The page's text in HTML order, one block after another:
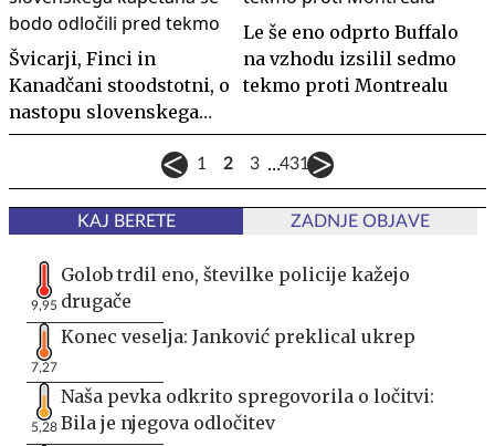
Švicarji, Finci in
Kanadčani stoodstotni, o
nastopu slovenskega
kapetana se bodo odločili
Le še eno odprto Buffalo
na vzhodu izsilil sedmo
tekmo proti Montrealu
1 2 3 ...431
KAJ BERETE ZADNJE OBJAVE
9,95
Golob trdil eno, številke policije kažejo
drugače
7,27
Konec veselja: Janković preklical ukrep
5,28
Naša pevka odkrito spregovorila o ločitvi:
Bila je njegova odločitev